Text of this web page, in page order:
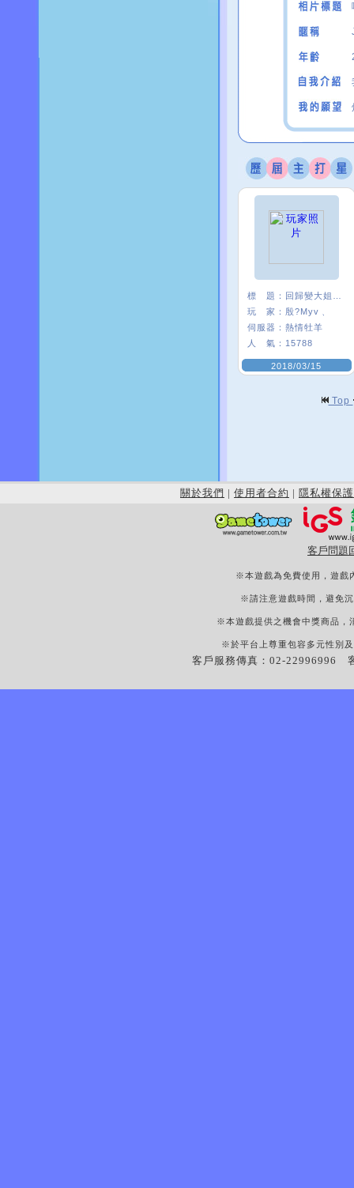
標 題：
玩 家： 殷?Myv﹑
伺服器： 熱情牡羊
人 氣： 15788
2018/03/15
Top
關於我們 | 使用者合約 | 隱私權保護
客戶問題
※本遊戲為免費使用，遊戲
※請注意遊戲時間，避免
※本遊戲提供之機會中獎商品，
※於平台上尊重包容多元性別
客戶服務傳真：02-22996996